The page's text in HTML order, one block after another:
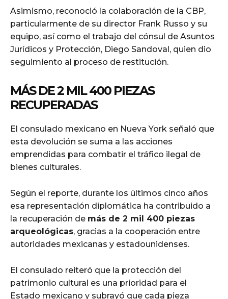
Asimismo, reconoció la colaboración de la CBP,
particularmente de su director Frank Russo y su
equipo, así como el trabajo del cónsul de Asuntos
Jurídicos y Protección, Diego Sandoval, quien dio
seguimiento al proceso de restitución.
MÁS DE 2 MIL 400 PIEZAS
RECUPERADAS
El consulado mexicano en Nueva York señaló que
esta devolución se suma a las acciones
emprendidas para combatir el tráfico ilegal de
bienes culturales.
Según el reporte, durante los últimos cinco años
esa representación diplomática ha contribuido a
la recuperación de más de 2 mil 400 piezas
arqueológicas, gracias a la cooperación entre
autoridades mexicanas y estadounidenses.
El consulado reiteró que la protección del
patrimonio cultural es una prioridad para el
Estado mexicano y subrayó que cada pieza